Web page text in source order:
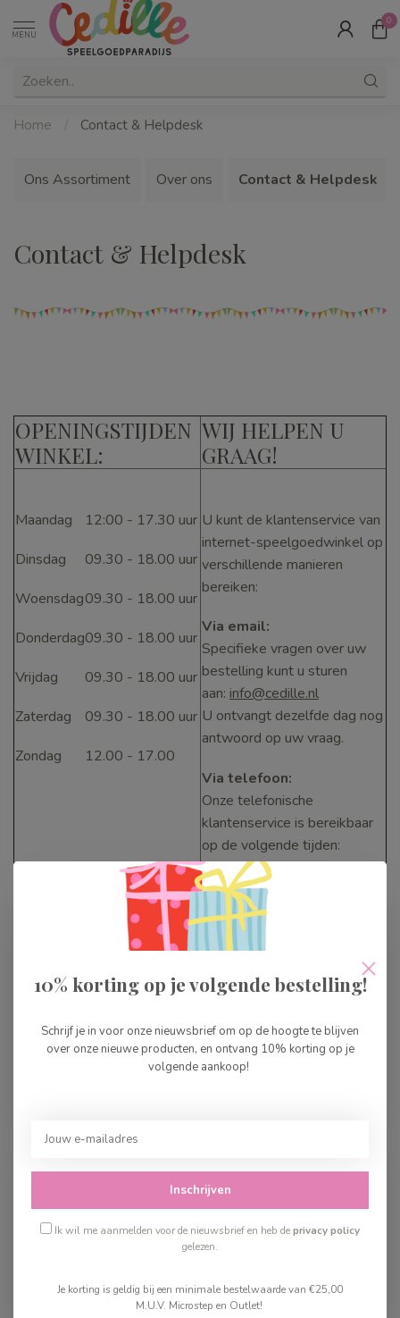
MENU
0
Home / Contact & Helpdesk
Ons Assortiment Over ons Contact & Helpdesk
Contact & Helpdesk
OPENINGSTIJDEN
WINKEL:
WIJ HELPEN U
GRAAG!
Maandag
12:00 - 17.30 uur
Dinsdag
09.30 - 18.00 uur
Woensdag09.30 - 18.00 uur
Donderdag09.30 - 18.00 uur
Vrijdag
09.30 - 18.00 uur
Zaterdag
09.30 - 18.00 uur
Zondag
12.00 - 17.00
U kunt de klantenservice van
internet-speelgoedwinkel op
verschillende manieren
bereiken:
Via email:
Specifieke vragen over uw
bestelling kunt u sturen
aan: info@cedille.nl
U ontvangt dezelfde dag nog
antwoord op uw vraag.
Via telefoon:
Onze telefonische
klantenservice is bereikbaar
op de volgende tijden:
Maandag t/m zaterdag van
12.00-17.00 uur op
telefoonnummer 020-
6162694
Cedille Speelgoedwinkel
Gelderlandplein
020-6162694
10% korting op je volgende bestelling!
Schrijf je in voor onze nieuwsbrief om op de hoogte te blijven
over onze nieuwe producten, en ontvang 10% korting op je
volgende aankoop!
Inschrijven
Ik wil me aanmelden voor de nieuwsbrief en heb deprivacy policy
gelezen.
Je korting is geldig bij een minimale bestelwaarde van €25,00
M.U.V. Microstep en Outlet!